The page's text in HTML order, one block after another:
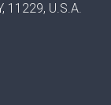
11229, U.S.A.